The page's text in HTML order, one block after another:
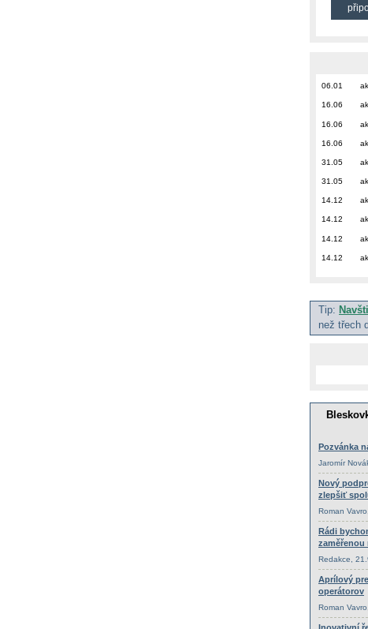
06.01
16.06
16.06
16.06
31.05
31.05
14.12
14.12
14.12
14.12
Tip:
než třech